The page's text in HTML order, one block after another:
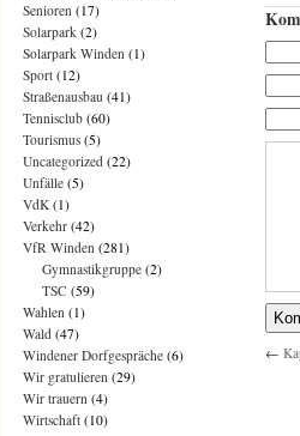
←
Senioren (17)
Solarpark (2)
Solarpark Winden (1)
Sport (12)
Straßenausbau (41)
Tennisclub (60)
Tourismus (5)
Uncategorized (22)
Unfälle (5)
VdK (1)
Verkehr (42)
VfR Winden (281)
Gymnastikgruppe (2)
TSC (59)
Wahlen (1)
Wald (47)
Windener Dorfgespräche (6)
Wir gratulieren (29)
Wir trauern (4)
Wirtschaft (10)